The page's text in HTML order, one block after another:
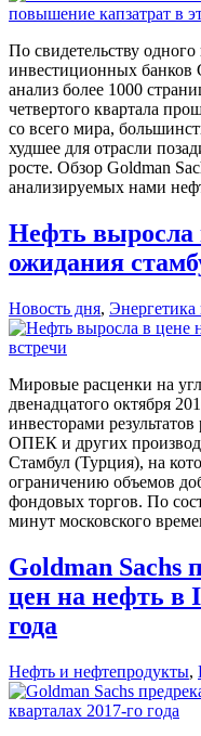
По свидетельству
инвестиционных банков
анализ более 1000
четвертого квартала
со всего мира,
худшее для отрасли
росте. Обзор Goldman
анализируемых нами
Нефть выросла
ожидания
Новость дня,
Мировые расценки на
двенадцатого октября
инвесторами
ОПЕК и других
Стамбул (Турция), на
ограничению объемов
фондовых торгов. По
минут московского
Goldman Sachs
цен на нефть в
года
Нефть и нефтепродукты,